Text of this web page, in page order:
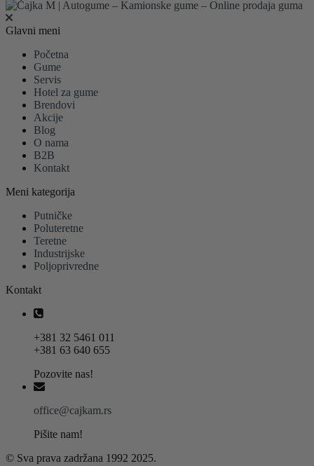
Glavni meni
Početna
Gume
Servis
Hotel za gume
Brendovi
Akcije
Blog
O nama
B2B
Kontakt
Meni kategorija
Putničke
Poluteretne
Teretne
Industrijske
Poljoprivredne
Kontakt
+381 32 5461 011
+381 63 640 655
Pozovite nas!
office@cajkam.rs
Pišite nam!
© Sva prava zadržana 1992 2025.